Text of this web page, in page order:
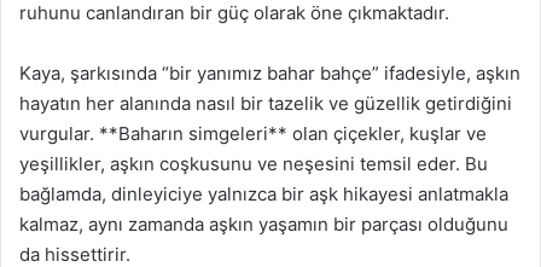
ruhunu canlandıran bir güç olarak öne çıkmaktadır.
Kaya, şarkısında “bir yanımız bahar bahçe” ifadesiyle, aşkın
hayatın her alanında nasıl bir tazelik ve güzellik getirdiğini
vurgular. **Baharın simgeleri** olan çiçekler, kuşlar ve
yeşillikler, aşkın coşkusunu ve neşesini temsil eder. Bu
bağlamda, dinleyiciye yalnızca bir aşk hikayesi anlatmakla
kalmaz, aynı zamanda aşkın yaşamın bir parçası olduğunu
da hissettirir.